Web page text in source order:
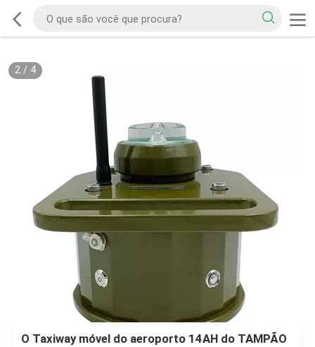
2/ 4
O Taxiway móvel do aeroporto 14AH do TAMPÃO